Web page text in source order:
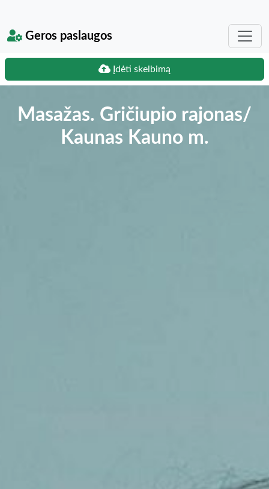
Geros paslaugos
Įdėti skelbimą
Masažas. Gričiupio rajonas/
Kaunas Kauno m.